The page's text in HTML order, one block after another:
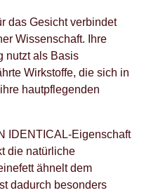
das Gesicht verbindet
Wissenschaft. Ihre
nutzt als Basis
Wirkstoffe, die sich in
hautpflegenden
IDENTICAL-Eigenschaft
die natürliche
ähnelt dem
dadurch besonders